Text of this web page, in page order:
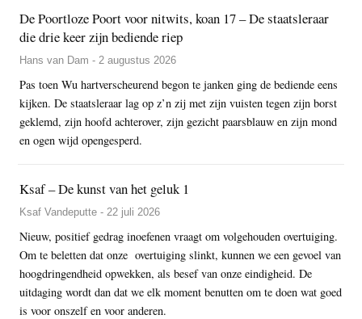
De Poortloze Poort voor nitwits, koan 17 – De staatsleraar
die drie keer zijn bediende riep
Hans van Dam - 2 augustus 2026
Pas toen Wu hartverscheurend begon te janken ging de bediende eens
kijken. De staatsleraar lag op z’n zij met zijn vuisten tegen zijn borst
geklemd, zijn hoofd achterover, zijn gezicht paarsblauw en zijn mond
en ogen wijd opengesperd.
Ksaf – De kunst van het geluk 1
Ksaf Vandeputte - 22 juli 2026
Nieuw, positief gedrag inoefenen vraagt om volgehouden overtuiging.
Om te beletten dat onze overtuiging slinkt, kunnen we een gevoel van
hoogdringendheid opwekken, als besef van onze eindigheid. De
uitdaging wordt dan dat we elk moment benutten om te doen wat goed
is voor onszelf en voor anderen.